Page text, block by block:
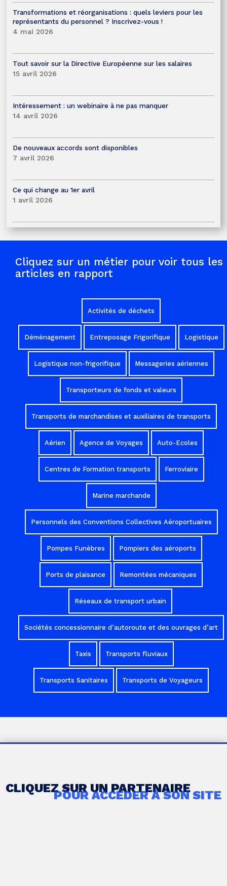
Transformations et réorganisations : quels leviers pour les
représentants du personnel ? Inscrivez-vous !
4 mai 2026
Tout savoir sur la Directive Européenne sur les salaires
15 avril 2026
Intéressement : un webinaire à ne pas manquer
14 avril 2026
De nouveaux accords sont disponibles
7 avril 2026
Ce qui change au 1er avril
1 avril 2026
Cliquez sur un métier pour voir tous les
articles en rapport
Activités de déchets
Déménagement Entreposage Frigorifique Logistique
Logistique non-frigorifique Messageries aériennes
Transporteurs de fonds et valeurs
Transports de marchandises et auxiliaires de transports
Aérien Agence de Voyages Auto-Ecoles
Centres de Formation transports Ferroviaire
Marine marchande
Personnels des Conventions Collectives Aéroportuaires
Pompes Funèbres Pompiers des aéroports
Ports de plaisance Remontées mécaniques
Réseaux de transport urbain
Sociétés concessionnaire d’autoroute et des ouvrages d’art
Taxis Transports fluviaux
Transports Sanitaires Transports de Voyageurs
CLIQUEZ SUR UN PARTENAIRE
POUR ACCÉDER À SON SITE